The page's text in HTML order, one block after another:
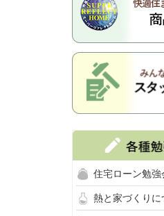
住宅ローン勉強
熱と家づくり